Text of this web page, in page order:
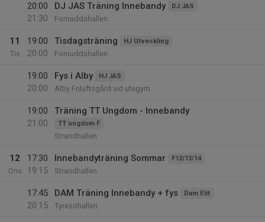
20:00
21:30
DJ JAS Träning Innebandy DJ JAS
Fornuddshallen
11
Tis
19:00
20:00
Tisdagsträning HJ Utveckling
Fornuddshallen
19:00
20:00
Fys i Alby HJ JAS
Alby Friluftsgård vid utegym
19:00
21:00
Träning TT Ungdom - Innebandy
TT ungdom F
Strandhallen
12
Ons
17:30
19:15
Innebandyträning Sommar F12/13/14
Strandhallen
17:45
20:15
DAM Träning Innebandy + fys Dam Elit
Tyresöhallen